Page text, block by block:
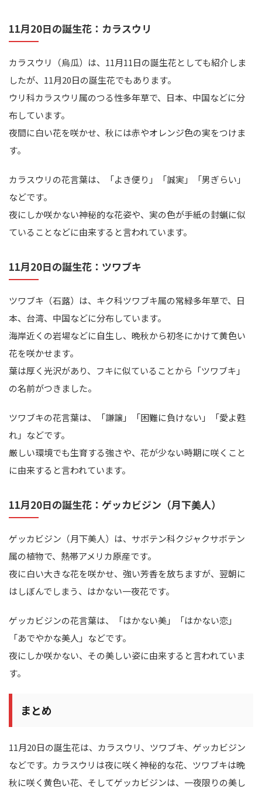
11月20日の誕生花：カラスウリ
カラスウリ（烏瓜）は、11月11日の誕生花としても紹介しま
したが、11月20日の誕生花でもあります。
ウリ科カラスウリ属のつる性多年草で、日本、中国などに分
布しています。
夜間に白い花を咲かせ、秋には赤やオレンジ色の実をつけま
す。
カラスウリの花言葉は、「よき便り」「誠実」「男ぎらい」
などです。
夜にしか咲かない神秘的な花姿や、実の色が手紙の封蝋に似
ていることなどに由来すると言われています。
11月20日の誕生花：ツワブキ
ツワブキ（石蕗）は、キク科ツワブキ属の常緑多年草で、日
本、台湾、中国などに分布しています。
海岸近くの岩場などに自生し、晩秋から初冬にかけて黄色い
花を咲かせます。
葉は厚く光沢があり、フキに似ていることから「ツワブキ」
の名前がつきました。
ツワブキの花言葉は、「謙譲」「困難に負けない」「愛よ甦
れ」などです。
厳しい環境でも生育する強さや、花が少ない時期に咲くこと
に由来すると言われています。
11月20日の誕生花：ゲッカビジン（月下美人）
ゲッカビジン（月下美人）は、サボテン科クジャクサボテン
属の植物で、熱帯アメリカ原産です。
夜に白い大きな花を咲かせ、強い芳香を放ちますが、翌朝に
はしぼんでしまう、はかない一夜花です。
ゲッカビジンの花言葉は、「はかない美」「はかない恋」
「あでやかな美人」などです。
夜にしか咲かない、その美しい姿に由来すると言われていま
す。
まとめ
11月20日の誕生花は、カラスウリ、ツワブキ、ゲッカビジン
などです。カラスウリは夜に咲く神秘的な花、ツワブキは晩
秋に咲く黄色い花、そしてゲッカビジンは、一夜限りの美し